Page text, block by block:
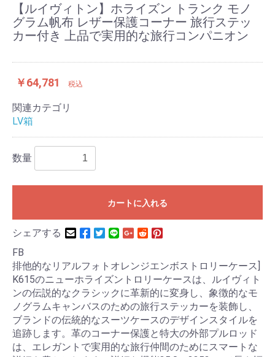
【ルイヴィトン】ホライズン トランク モノ
グラム帆布 レザー保護コーナー 旅行ステッ
カー付き 上品で実用的な旅行コンパニオン
￥64,781 税込
関連カテゴリ
LV箱
数量
カートに入れる
シェアする
FB
排他的なリアルフォトオレンジエンボストロリーケース]
K615のニューホライズントロリーケースは、ルイヴィト
ンの伝説的なクラシックに革新的に変身し、象徴的なモ
ノグラムキャンバスのための旅行ステッカーを装飾し、
ブランドの伝統的なスーツケースのデザインスタイルを
追跡します。革のコーナー保護と特大の外部プルロッド
は、エレガントで実用的な旅行仲間のためにスマートな